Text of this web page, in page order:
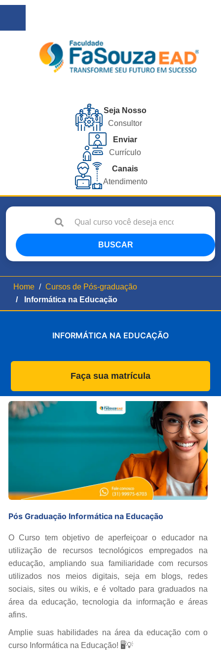
Seja Nosso
Consultor
Enviar
Currículo
Canais
Atendimento
BUSCAR
Home
Cursos de Pós-graduação
Informática na Educação
INFORMÁTICA NA EDUCAÇÃO
Faça sua matrícula
Pós Graduação Informática na Educação
O Curso tem objetivo de aperfeiçoar o educador na
utilização de recursos tecnológicos empregados na
educação, ampliando sua familiaridade com recursos
utilizados nos meios digitais, seja em blogs, redes
sociais, sites ou wikis, e é voltado para graduados na
área da educação, tecnologia da informação e áreas
afins.
Amplie suas habilidades na área da educação com o
curso Informática na Educação! 🖥️💡